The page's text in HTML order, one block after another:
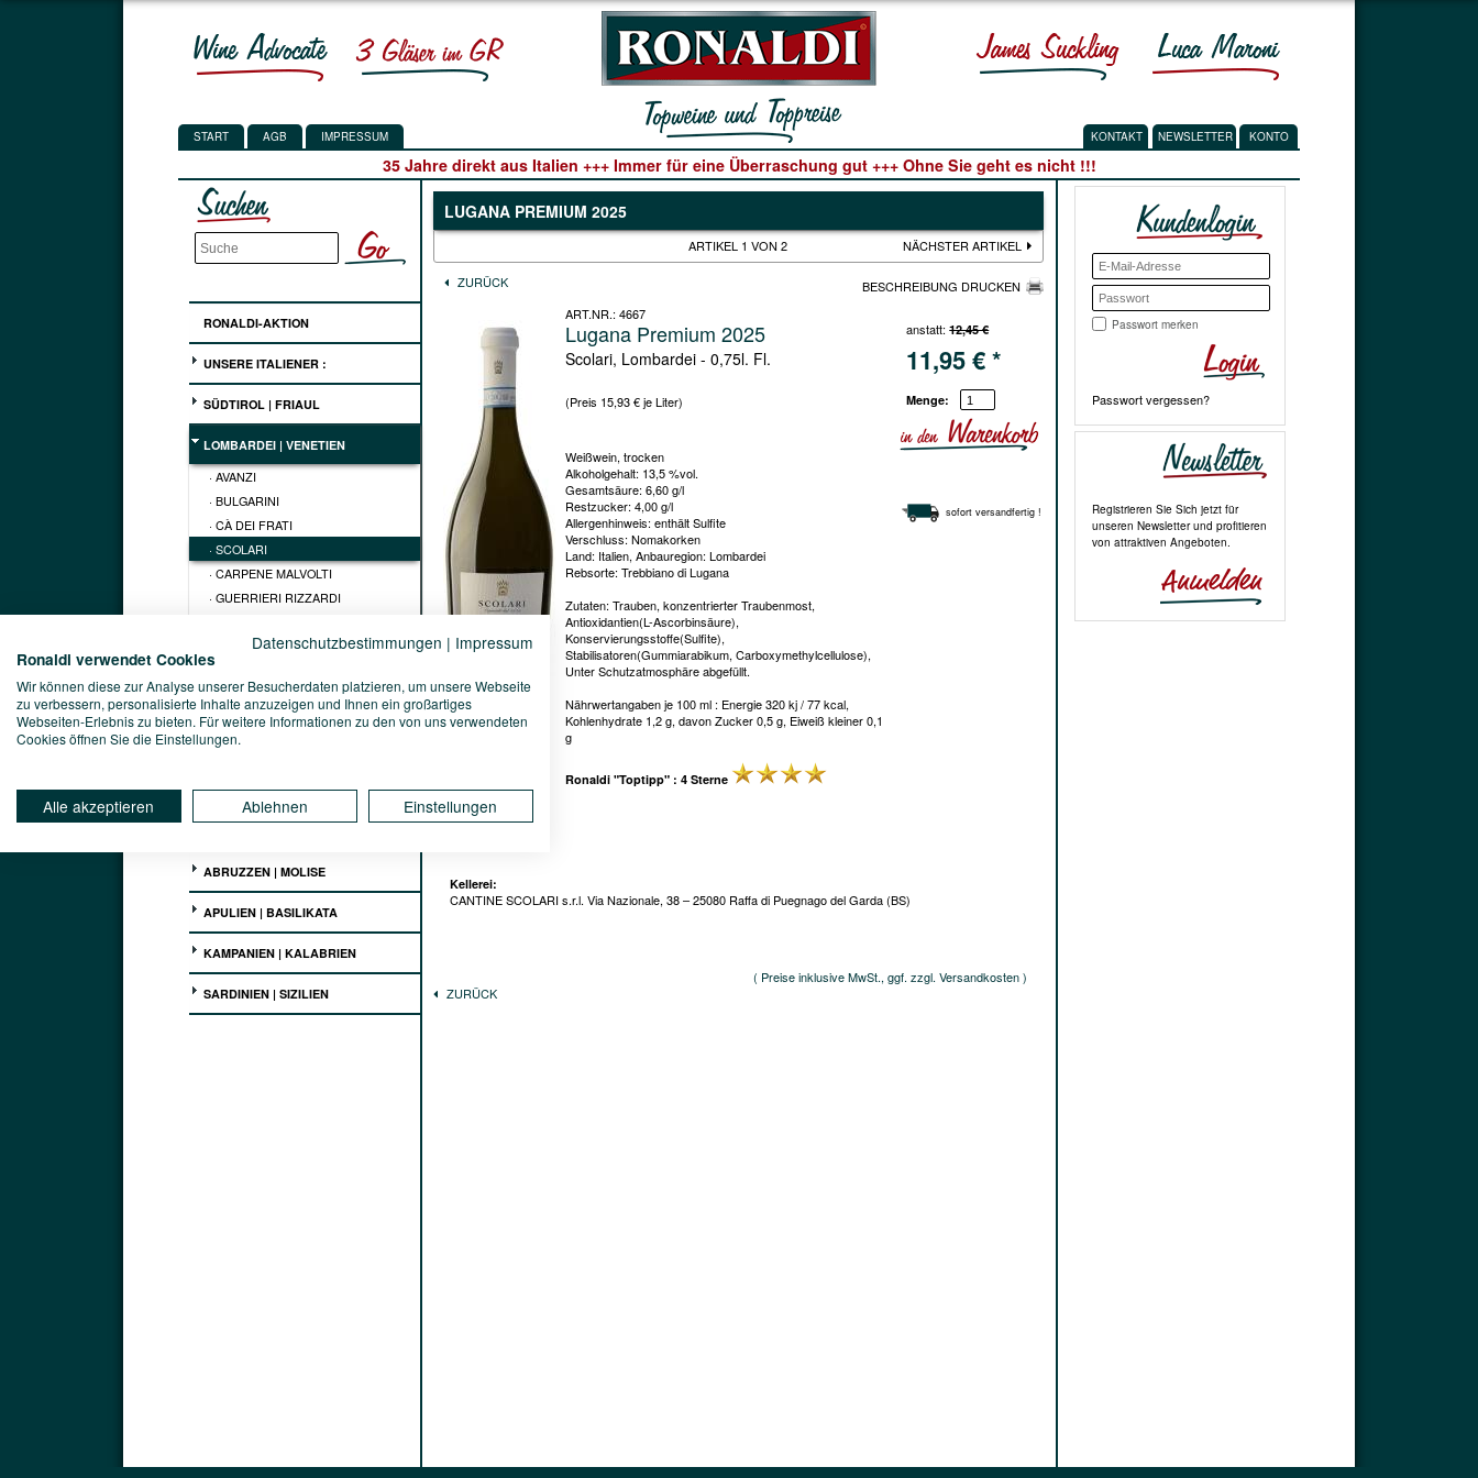
START AGB IMPRESSUM KONTAKT NEWSLETTER KONTO
35 Jahre direkt aus Italien +++ Immer für eine Überraschung gut +++ Ohne Sie geht es nicht !!!
RONALDI-AKTION
UNSERE ITALIENER :
SÜDTIROL | FRIAUL
LOMBARDEI | VENETIEN
· AVANZI
· BULGARINI
· CÀ DEI FRATI
· SCOLARI
· CARPENE MALVOLTI
· GUERRIERI RIZZARDI
· LE TENDE
· MIONETTO
· VILLA SPINOSA
· ZENATO
PIEMONT | EMILIA ROMAGNA
TOSKANA
ABRUZZEN | MOLISE
APULIEN | BASILIKATA
KAMPANIEN | KALABRIEN
SARDINIEN | SIZILIEN
LUGANA PREMIUM 2025
ARTIKEL 1 VON 2 NÄCHSTER ARTIKEL
ZURÜCK
BESCHREIBUNG DRUCKEN
ART.NR.: 4667
Lugana Premium 2025
Scolari, Lombardei - 0,75l. Fl.
(Preis 15,93 € je Liter)
Weißwein, trocken
Alkoholgehalt: 13,5 %vol.
Gesamtsäure: 6,60 g/l
Restzucker: 4,00 g/l
Allergenhinweis: enthält Sulfite
Verschluss: Nomakorken
Land: Italien, Anbauregion: Lombardei
Rebsorte: Trebbiano di Lugana
Zutaten: Trauben, konzentrierter Traubenmost,
Antioxidantien(L-Ascorbinsäure),
Konservierungsstoffe(Sulfite),
Stabilisatoren(Gummiarabikum, Carboxymethylcellulose),
Unter Schutzatmosphäre abgefüllt.
Nährwertangaben je 100 ml : Energie 320 kj / 77 kcal,
Kohlenhydrate 1,2 g, davon Zucker 0,5 g, Eiweiß kleiner 0,1
g
Ronaldi "Toptipp" : 4 Sterne
anstatt:12,45 €
11,95€*
Menge:
sofort versandfertig !
Kellerei:
CANTINE SCOLARI s.r.l. Via Nazionale, 38 – 25080 Raffa di Puegnago del Garda (BS)
( Preise inklusive MwSt., ggf. zzgl. Versandkosten )
ZURÜCK
Passwort merken
Passwort vergessen?
Registrieren Sie Sich jetzt für
unseren Newsletter und profitieren
von attraktiven Angeboten.
Datenschutzbestimmungen | Impressum
Ronaldi verwendet Cookies
Wir können diese zur Analyse unserer Besucherdaten platzieren, um unsere Webseite
zu verbessern, personalisierte Inhalte anzuzeigen und Ihnen ein großartiges
Webseiten-Erlebnis zu bieten. Für weitere Informationen zu den von uns verwendeten
Cookies öffnen Sie die Einstellungen.
Alle akzeptieren Ablehnen Einstellungen